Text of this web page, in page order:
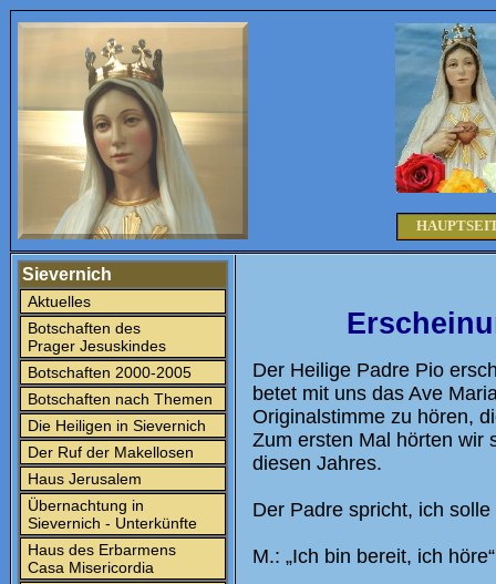
Sievernich
Aktuelles
Botschaften des
Prager Jesuskindes
Botschaften 2000-2005
Botschaften nach Themen
Die Heiligen in Sievernich
Der Ruf der Makellosen
Haus Jerusalem
Übernachtung in
Sievernich - Unterkünfte
Haus des Erbarmens
Casa Misericordia
Der Heilige Padre Pio
betet mit uns das Ave
Originalstimme zu hören,
Zum ersten Mal hörten wir
diesen Jahres.
Der Padre spricht, ich
M.: „Ich bin bereit, ich